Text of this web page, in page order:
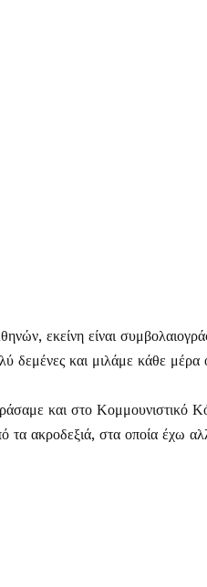
εκείνη είναι
δεμένες και μιλάμε κάθε
και στο Κομμουνιστικό
ακροδεξιά, στα οποία έχω